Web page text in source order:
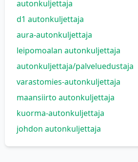
autonkuljettaja
d1 autonkuljettaja
aura-autonkuljettaja
leipomoalan autonkuljettaja
autonkuljettaja/palveluedustaja
varastomies-autonkuljettaja
maansiirto autonkuljettaja
kuorma-autonkuljettaja
johdon autonkuljettaja